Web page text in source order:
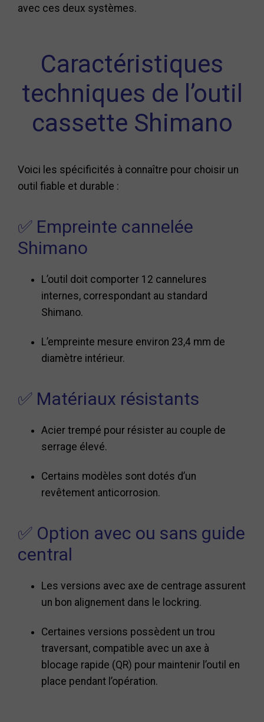
avec ces deux systèmes.
Caractéristiques
techniques de l’outil
cassette Shimano
Voici les spécificités à connaître pour choisir un
outil fiable et durable :
✅ Empreinte cannelée
Shimano
L’outil doit comporter 12 cannelures
internes, correspondant au standard
Shimano.
L’empreinte mesure environ 23,4 mm de
diamètre intérieur.
✅ Matériaux résistants
Acier trempé pour résister au couple de
serrage élevé.
Certains modèles sont dotés d’un
revêtement anticorrosion.
✅ Option avec ou sans guide
central
Les versions avec axe de centrage assurent
un bon alignement dans le lockring.
Certaines versions possèdent un trou
traversant, compatible avec un axe à
blocage rapide (QR) pour maintenir l’outil en
place pendant l’opération.